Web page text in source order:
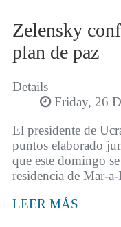
Zelensky
plan de paz
Details
Friday, 26
El presidente de
puntos elaborado
que este domingo
residencia de Mar-
LEER MÁS